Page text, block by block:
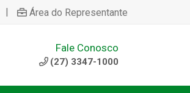
| Área do Representante
Fale Conosco
(27) 3347-1000